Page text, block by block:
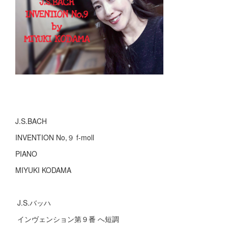
J.S.BACH
INVENTION No,９ f-moll
PIANO
MIYUKI KODAMA
J.S.バッハ
インヴェンション第９番 へ短調